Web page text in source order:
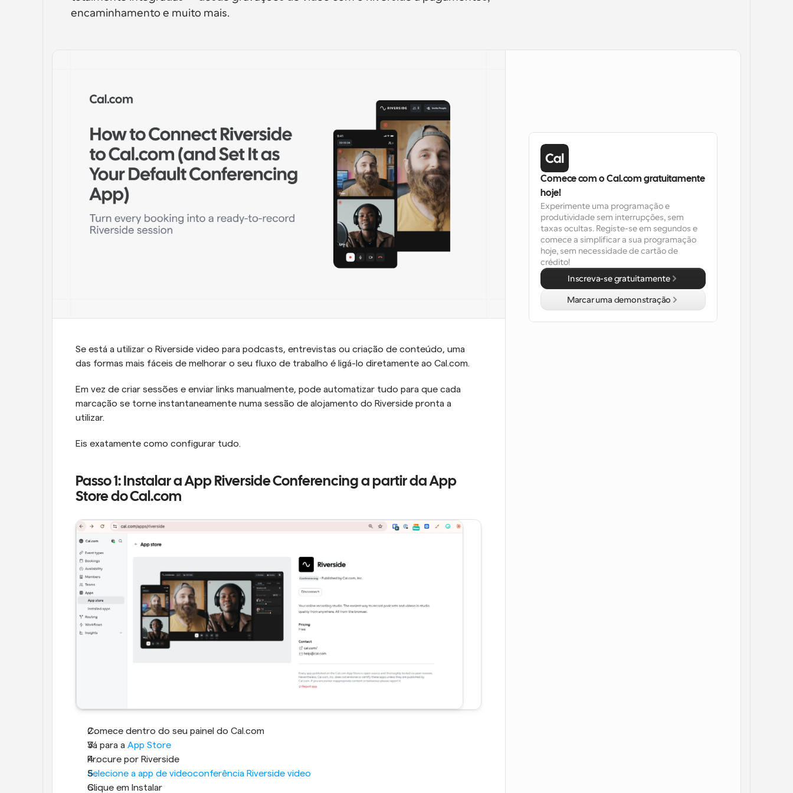
encaminhamento e muito mais.
Se está a utilizar o Riverside video para podcasts, entrevistas ou criação de conteúdo, uma
das formas mais fáceis de melhorar o seu fluxo de trabalho é ligá-lo diretamente ao Cal.com.
Em vez de criar sessões e enviar links manualmente, pode automatizar tudo para que cada
marcação se torne instantaneamente numa sessão de alojamento do Riverside pronta a
utilizar.
Eis exatamente como configurar tudo.
Passo 1: Instalar a App Riverside Conferencing a partir da App
Store do Cal.com
Comece dentro do seu painel do Cal.com
Vá para a App Store
Procure por Riverside
Selecione a app de videoconferência Riverside video
Clique em Instalar
Comece com o Cal.com gratuitamente
hoje!
Experimente uma programação e
produtividade sem interrupções, sem
taxas ocultas. Registe-se em segundos e
comece a simplificar a sua programação
hoje, sem necessidade de cartão de
crédito!
Inscreva-se gratuitamente
Marcar uma demonstração